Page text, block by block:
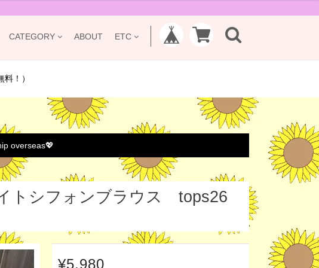
CATEGORY ABOUT ETC
！）
overseas💖
トシフォンブラウス tops26
¥5,980